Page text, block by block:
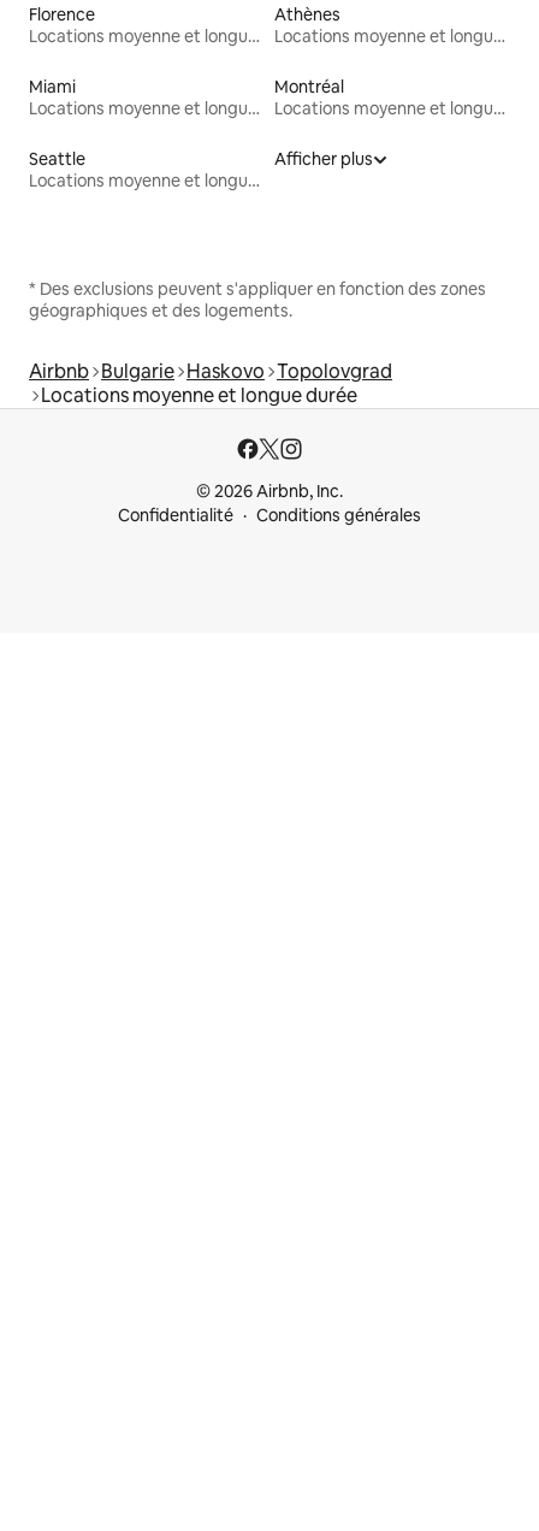
Florence
Locations moyenne et longue durée
Athènes
Locations moyenne et longue durée
Miami
Locations moyenne et longue durée
Montréal
Locations moyenne et longue durée
Seattle
Locations moyenne et longue durée
Afficher plus
* Des exclusions peuvent s'appliquer en fonction des zones
géographiques et des logements.
Airbnb Bulgarie Haskovo Topolovgrad
Locations moyenne et longue durée
© 2026 Airbnb, Inc.
Confidentialité
Conditions générales